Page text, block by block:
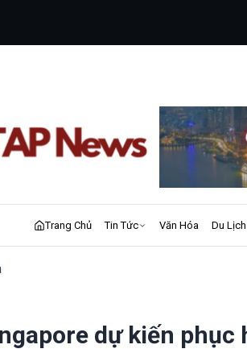
Trang Chủ Tin Tức Văn Hóa Du Lịch
dự kiến phục